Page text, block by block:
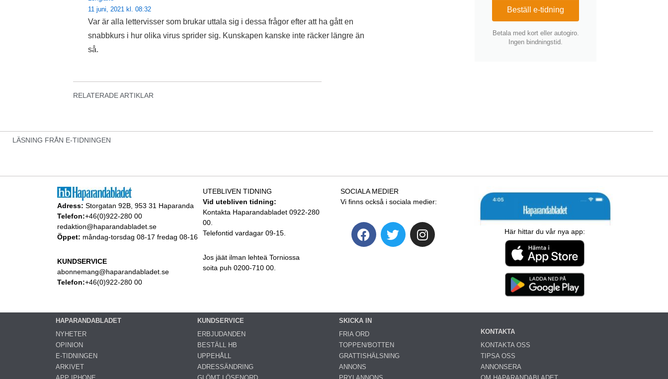
11 juni, 2021 kl. 08:32
Var är alla lettervisser som brukar uttala sig i dessa frågor efter att ha gått en
snabbkurs i hur olika virus sprider sig. Kunskapen kanske inte räcker längre än
så.
RELATERADE ARTIKLAR
Beställ e-tidning
Betala med kort eller autogiro.
Ingen bindningstid.
LÄSNING FRÅN E-TIDNINGEN
Adress: Storgatan 92B, 953 31 Haparanda
Telefon:+46(0)922-280 00
redaktion@haparandabladet.se
Öppet: måndag-torsdag 08-17 fredag 08-16
KUNDSERVICE
abonnemang@haparandabladet.se
Telefon:+46(0)922-280 00
UTEBLIVEN TIDNING
Vid utebliven tidning:
Kontakta Haparandabladet 0922-280
00.
Telefontid vardagar 09-15.
Jos jäät ilman lehteä Torniossa
soita puh 0200-710 00.
SOCIALA MEDIER
Vi finns också i sociala medier:
Här hittar du vår nya app:
HAPARANDABLADET
NYHETER
OPINION
E-TIDNINGEN
ARKIVET
KUNDSERVICE
ERBJUDANDEN
BESTÄLL HB
UPPEHÅLL
ADRESSÄNDRING
SKICKA IN
FRIA ORD
TOPPEN/BOTTEN
GRATTISHÄLSNING
ANNONS
KONTAKTA
KONTAKTA OSS
TIPSA OSS
ANNONSERA